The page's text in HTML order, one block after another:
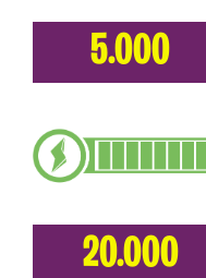
5.000
20.000